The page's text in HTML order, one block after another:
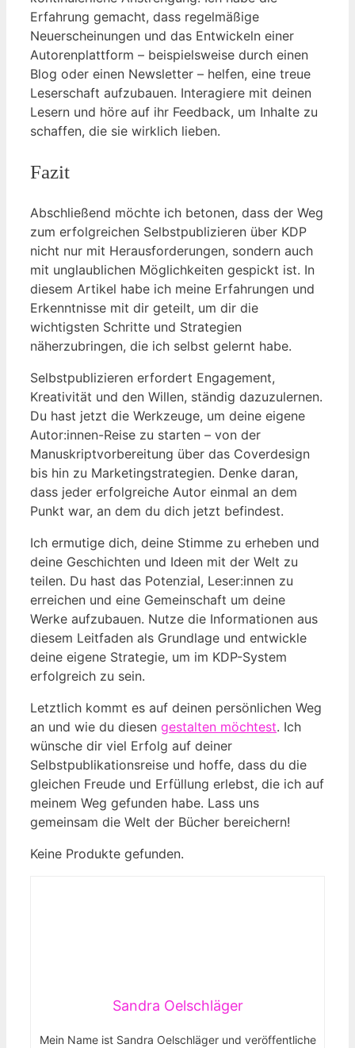
Erfahrung gemacht, dass regelmäßige
Neuerscheinungen und das Entwickeln einer
Autorenplattform – beispielsweise durch einen
Blog oder einen Newsletter – helfen, eine treue
Leserschaft aufzubauen. Interagiere mit deinen
Lesern und höre auf ihr Feedback, um Inhalte zu
schaffen, die sie wirklich lieben.
Fazit
Abschließend möchte ich betonen, dass der Weg
zum erfolgreichen Selbstpublizieren über KDP
nicht nur mit Herausforderungen, sondern auch
mit unglaublichen Möglichkeiten gespickt ist. In
diesem Artikel habe ich meine Erfahrungen und
Erkenntnisse mit dir geteilt, um dir die
wichtigsten Schritte und Strategien
näherzubringen, die ich selbst gelernt habe.
Selbstpublizieren erfordert Engagement,
Kreativität und den Willen, ständig dazuzulernen.
Du hast jetzt die Werkzeuge, um deine eigene
Autor:innen-Reise zu starten – von der
Manuskriptvorbereitung über das Coverdesign
bis hin zu Marketingstrategien. Denke daran,
dass jeder erfolgreiche Autor einmal an dem
Punkt war, an dem du dich jetzt befindest.
Ich ermutige dich, deine Stimme zu erheben und
deine Geschichten und Ideen mit der Welt zu
teilen. Du hast das Potenzial, Leser:innen zu
erreichen und eine Gemeinschaft um deine
Werke aufzubauen. Nutze die Informationen aus
diesem Leitfaden als Grundlage und entwickle
deine eigene Strategie, um im KDP-System
erfolgreich zu sein.
Letztlich kommt es auf deinen persönlichen Weg
an und wie du diesen gestalten möchtest. Ich
wünsche dir viel Erfolg auf deiner
Selbstpublikationsreise und hoffe, dass du die
gleichen Freude und Erfüllung erlebst, die ich auf
meinem Weg gefunden habe. Lass uns
gemeinsam die Welt der Bücher bereichern!
Keine Produkte gefunden.
Sandra Oelschläger
Mein Name ist Sandra Oelschläger und veröffentliche